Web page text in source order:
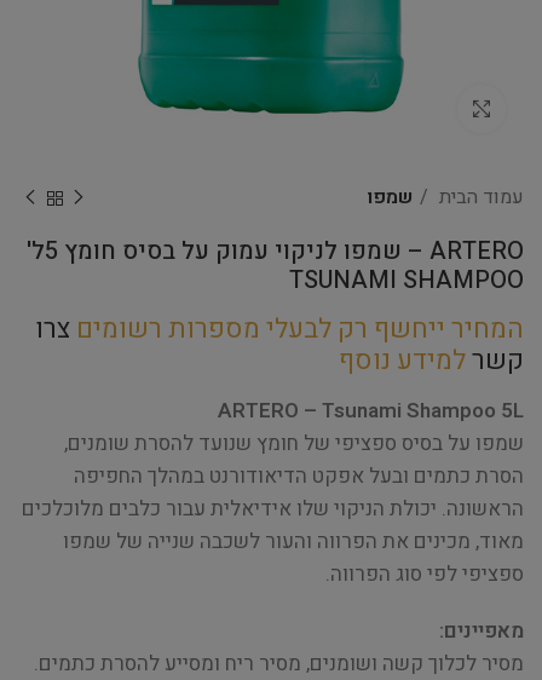
Click to enlarge
עמוד הבית שמפו
ARTERO – שמפו לניקוי עמוק על בסיס חומץ 5ל'
TSUNAMI SHAMPOO
המחיר ייחשף רק לבעלי מספרות רשומים צרו
קשרלמידע נוסף
ARTERO – Tsunami Shampoo 5L
שמפו על בסיס ספציפי של חומץ שנועד להסרת שומנים,
הסרת כתמים ובעל אפקט הדיאודורנט במהלך החפיפה
הראשונה. יכולת הניקוי שלו אידיאלית עבור כלבים מלוכלכים
מאוד, מכינים את הפרווה והעור לשכבה שנייה של שמפו
ספציפי לפי סוג הפרווה.
מאפיינים:
מסיר לכלוך קשה ושומנים, מסיר ריח ומסייע להסרת כתמים.